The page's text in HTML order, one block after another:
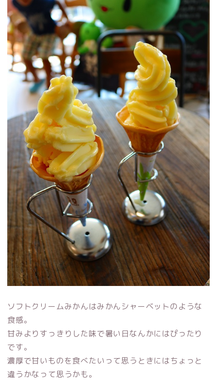
ソフトクリームみかんはみかんシャーベットのような
食感。
甘みよりすっきりした味で暑い日なんかにはぴったり
です。
濃厚で甘いものを食べたいって思うときにはちょっと
違うかなって思うかも。